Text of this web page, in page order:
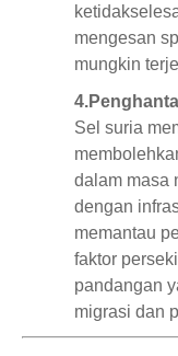
mengesan
mungkin
4.
Sel suria
dalam masa
dengan
memantau
faktor
pandangan
migrasi dan